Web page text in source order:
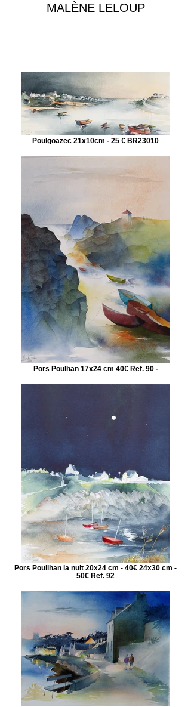
MALÈNE LELOUP
Poulgoazec 21x10cm - 25 € BR23010
Pors Poulhan 17x24 cm 40€ Ref. 90 -
Pors Poullhan la nuit 20x24 cm - 40€ 24x30 cm -
50€ Ref. 92